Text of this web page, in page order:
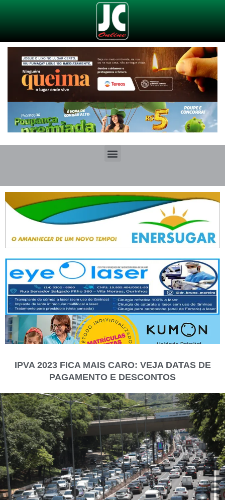
IPVA 2023 FICA MAIS CARO: VEJA DATAS DE
PAGAMENTO E DESCONTOS